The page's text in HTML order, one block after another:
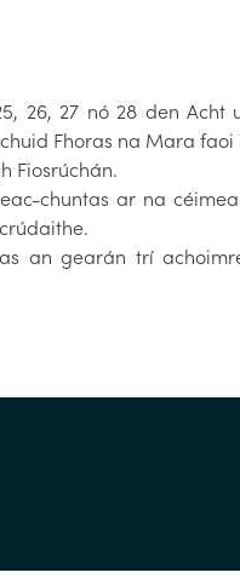
27 nó 28 den Acht
Fhoras na Mara faoi
Fiosrúchán.
chuntas ar na
an gearán trí